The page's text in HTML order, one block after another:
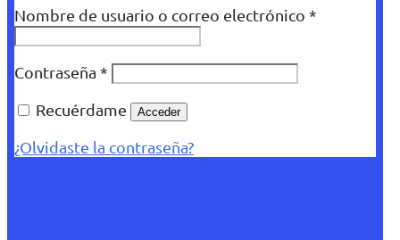
Nombre de usuario o correo electrónico *
Contraseña *
Recuérdame
Acceder
¿Olvidaste la contraseña?